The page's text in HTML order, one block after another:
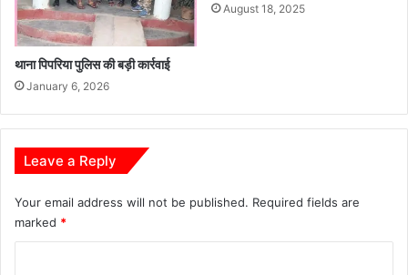
थाना पिपरिया पुलिस की बड़ी कार्रवाई
January 6, 2026
August 18, 2025
Leave a Reply
Your email address will not be published. Required fields are
marked *